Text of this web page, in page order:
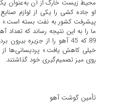
محیط زیست خارگ از آن به‌عنوان یک
او جاده کشی را یکی از لوازم
پیشرفت کشور به نفت بسته
ما را به این نتیجه رساند که تعداد
89 که 45 آهو را از جزیره
خیلی کاهش یافت.» پردیسانی‌ها
روی میز تصمیم‌گیری خود گذاشتند.
تأمین گوشت آهو